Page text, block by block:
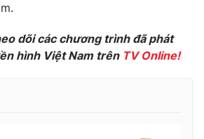
dõi các chương trình đã phát
hình Việt Nam trên TV Online!